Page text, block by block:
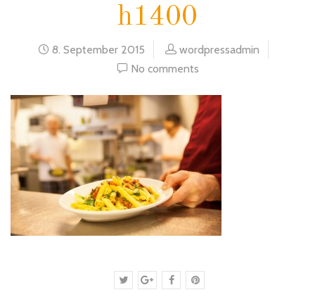
h1400
8. September 2015
wordpressadmin
No comments